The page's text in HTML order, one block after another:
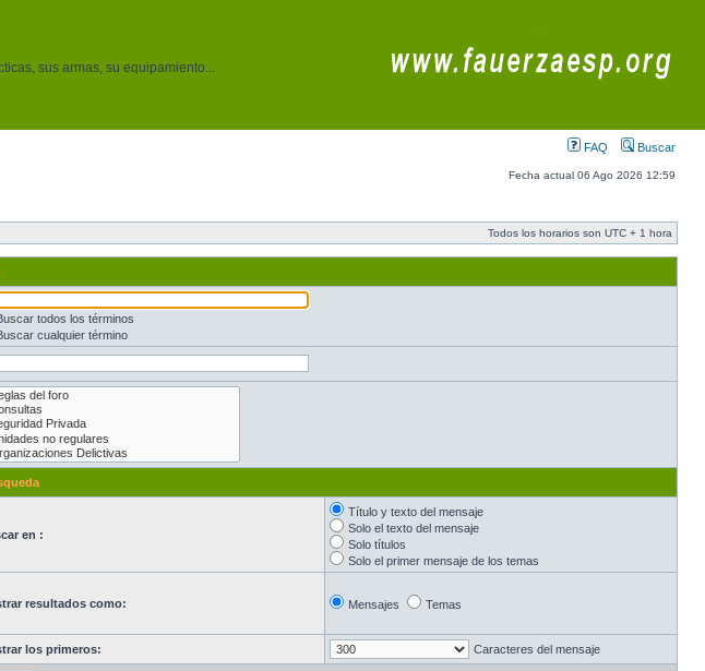
sus armas, su equipamiento...
FAQ Buscar
Fecha actual 06 Ago 2026 12:59
Todos los horarios son UTC + 1 hora
todos los términos
cualquier término
en :
Título y texto del mensaje
Solo el texto del mensaje
Solo títulos
Solo el primer mensaje de los temas
resultados como: Mensajes Temas
los primeros: Caracteres del mensaje